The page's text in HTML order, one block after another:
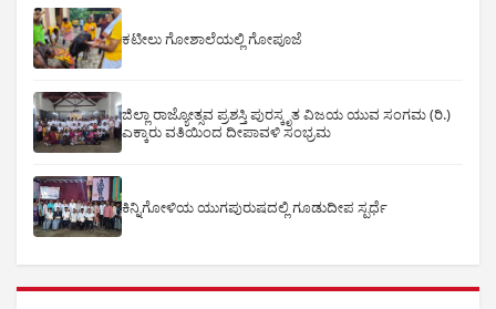
ಕಟೀಲು ಗೋಶಾಲೆಯಲ್ಲಿ ಗೋಪೂಜೆ
ಜಿಲ್ಲಾ ರಾಜ್ಯೋತ್ಸವ ಪ್ರಶಸ್ತಿ ಪುರಸ್ಕೃತ ವಿಜಯ ಯುವ ಸಂಗಮ (ರಿ.)
ಎಕ್ಕಾರು ವತಿಯಿಂದ ದೀಪಾವಳಿ ಸಂಭ್ರಮ
ಕಿನ್ನಿಗೋಳಿಯ ಯುಗಪುರುಷದಲ್ಲಿ ಗೂಡುದೀಪ ಸ್ಪರ್ಧೆ